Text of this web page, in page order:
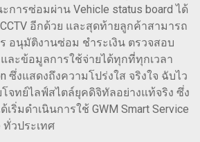
การซ่อมผ่าน Vehicle status board ได้
อีกด้วย และสุดท้ายลูกค้าสามารถ
อนุมัติงานซ่อม ชำระเงิน ตรวจสอบ
ละข้อมูลการใช้จ่ายได้ทุกที่ทุกเวลา
ซึ่งแสดงถึงความโปร่งใส จริงใจ ฉับไว
จทย์ไลฟ์สไตล์ยุคดิจิทัลอย่างแท้จริง ซึ่ง
เริ่มดำเนินการใช้ GWM Smart Service
ทั่วประเทศ